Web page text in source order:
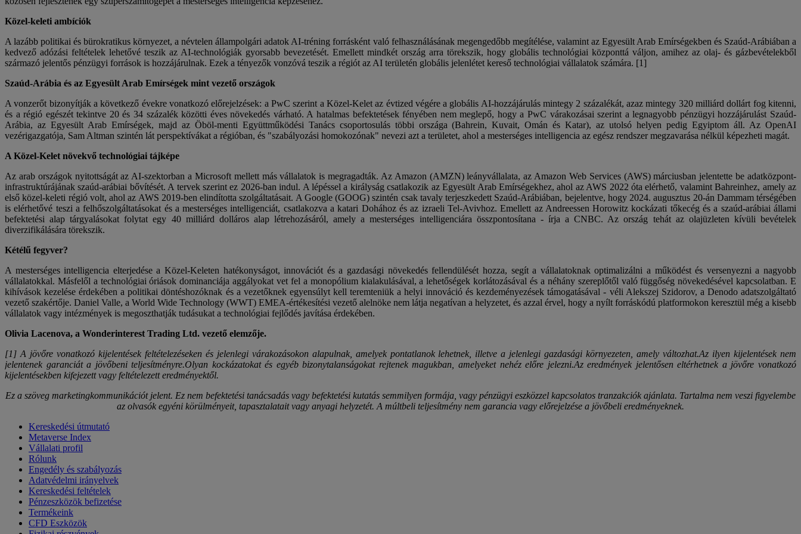
Közel-keleti ambíciók
A lazább politikai és bürokratikus környezet, a névtelen állampolgári adatok AI-tréning forrásként való felhasználásának megengedőbb megítélése, valamint az Egyesült Arab Emírségekben és Szaúd-Arábiában a
kedvező adózási feltételek lehetővé teszik az AI-technológiák gyorsabb bevezetését. Emellett mindkét ország arra törekszik, hogy globális technológiai központtá váljon, amihez az olaj- és gázbevételekből
származó jelentős pénzügyi források is hozzájárulnak. Ezek a tényezők vonzóvá teszik a régiót az AI területén globális jelenlétet kereső technológiai vállalatok számára. [1]
Szaúd-Arábia és az Egyesült Arab Emírségek mint vezető országok
A vonzerőt bizonyítják a következő évekre vonatkozó előrejelzések: a PwC szerint a Közel-Kelet az évtized végére a globális AI-hozzájárulás mintegy 2 százalékát, azaz mintegy 320 milliárd dollárt fog kitenni,
és a régió egészét tekintve 20 és 34 százalék közötti éves növekedés várható. A hatalmas befektetések fényében nem meglepő, hogy a PwC várakozásai szerint a legnagyobb pénzügyi hozzájárulást Szaúd-
Arábia, az Egyesült Arab Emírségek, majd az Öböl-menti Együttműködési Tanács csoportosulás többi országa (Bahrein, Kuvait, Omán és Katar), az utolsó helyen pedig Egyiptom áll. Az OpenAI
vezérigazgatója, Sam Altman szintén lát perspektívákat a régióban, és "szabályozási homokozónak" nevezi azt a területet, ahol a mesterséges intelligencia az egész rendszer megzavarása nélkül képezheti magát.
A Közel-Kelet növekvő technológiai tájképe
Az arab országok nyitottságát az AI-szektorban a Microsoft mellett más vállalatok is megragadták. Az Amazon (AMZN) leányvállalata, az Amazon Web Services (AWS) márciusban jelentette be adatközpont-
infrastruktúrájának szaúd-arábiai bővítését. A tervek szerint ez 2026-ban indul. A lépéssel a királyság csatlakozik az Egyesült Arab Emírségekhez, ahol az AWS 2022 óta elérhető, valamint Bahreinhez, amely az
első közel-keleti régió volt, ahol az AWS 2019-ben elindította szolgáltatásait. A Google (GOOG) szintén csak tavaly terjeszkedett Szaúd-Arábiában, bejelentve, hogy 2024. augusztus 20-án Dammam térségében
is elérhetővé teszi a felhőszolgáltatásokat és a mesterséges intelligenciát, csatlakozva a katari Dohához és az izraeli Tel-Avivhoz. Emellett az Andreessen Horowitz kockázati tőkecég és a szaúd-arábiai állami
befektetési alap tárgyalásokat folytat egy 40 milliárd dolláros alap létrehozásáról, amely a mesterséges intelligenciára összpontosítana - írja a CNBC. Az ország tehát az olajüzleten kívüli bevételek
diverzifikálására törekszik.
Kétélű fegyver?
A mesterséges intelligencia elterjedése a Közel-Keleten hatékonyságot, innovációt és a gazdasági növekedés fellendülését hozza, segít a vállalatoknak optimalizálni a működést és versenyezni a nagyobb
vállalatokkal. Másfelől a technológiai óriások dominanciája aggályokat vet fel a monopólium kialakulásával, a lehetőségek korlátozásával és a néhány szereplőtől való függőség növekedésével kapcsolatban. E
kihívások kezelése érdekében a politikai döntéshozóknak és a vezetőknek egyensúlyt kell teremteniük a helyi innováció és kezdeményezések támogatásával - véli Alekszej Szidorov, a Denodo adatszolgáltató
vezető szakértője. Daniel Valle, a World Wide Technology (WWT) EMEA-értékesítési vezető alelnöke nem látja negatívan a helyzetet, és azzal érvel, hogy a nyílt forráskódú platformokon keresztül még a kisebb
vállalatok vagy intézmények is megoszthatják tudásukat a technológiai fejlődés javítása érdekében.
Olivia Lacenova, a Wonderinterest Trading Ltd. vezető elemzője.
[1] A jövőre vonatkozó kijelentések feltételezéseken és jelenlegi várakozásokon alapulnak, amelyek pontatlanok lehetnek, illetve a jelenlegi gazdasági környezeten, amely változhat.Az ilyen kijelentések nem
jelentenek garanciát a jövőbeni teljesítményre.Olyan kockázatokat és egyéb bizonytalanságokat rejtenek magukban, amelyeket nehéz előre jelezni.Az eredmények jelentősen eltérhetnek a jövőre vonatkozó
kijelentésekben kifejezett vagy feltételezett eredményektől.
Ez a szöveg marketingkommunikációt jelent. Ez nem befektetési tanácsadás vagy befektetési kutatás semmilyen formája, vagy pénzügyi eszközzel kapcsolatos tranzakciók ajánlata. Tartalma nem veszi figyelembe
az olvasók egyéni körülményeit, tapasztalatait vagy anyagi helyzetét. A múltbeli teljesítmény nem garancia vagy előrejelzése a jövőbeli eredményeknek.
Kereskedési útmutató
Metaverse Index
Vállalati profil
Rólunk
Engedély és szabályozás
Adatvédelmi irányelvek
Kereskedési feltételek
Pénzeszközök befizetése
Termékeink
CFD Eszközök